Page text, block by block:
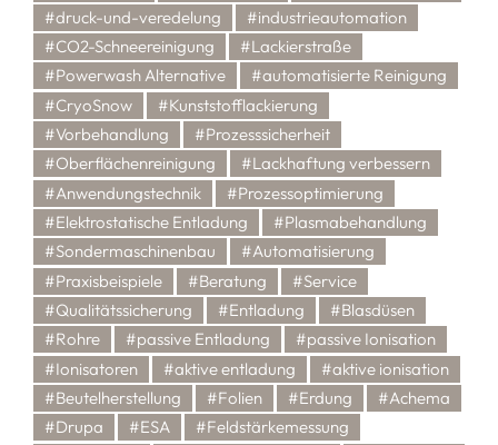
#druck-und-veredelung
#industrieautomation
#CO2-Schneereinigung
#Lackierstraße
#Powerwash Alternative
#automatisierte Reinigung
#CryoSnow
#Kunststofflackierung
#Vorbehandlung
#Prozesssicherheit
#Oberflächenreinigung
#Lackhaftung verbessern
#Anwendungstechnik
#Prozessoptimierung
#Elektrostatische Entladung
#Plasmabehandlung
#Sondermaschinenbau
#Automatisierung
#Praxisbeispiele
#Beratung
#Service
#Qualitätssicherung
#Entladung
#Blasdüsen
#Rohre
#passive Entladung
#passive Ionisation
#Ionisatoren
#aktive entladung
#aktive ionisation
#Beutelherstellung
#Folien #Erdung
#Achema
#Drupa
#ESA #Feldstärkemessung